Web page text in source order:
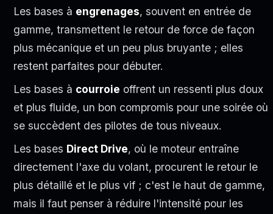
Les bases à engrenages, souvent en entrée de
gamme, transmettent le retour de force de façon
plus mécanique et un peu plus bruyante ; elles
restent parfaites pour débuter.
Les bases à courroie offrent un ressenti plus doux
et plus fluide, un bon compromis pour une soirée où
se succèdent des pilotes de tous niveaux.
Les bases Direct Drive, où le moteur entraîne
directement l'axe du volant, procurent le retour le
plus détaillé et le plus vif ; c'est le haut de gamme,
mais il faut penser à réduire l'intensité pour les